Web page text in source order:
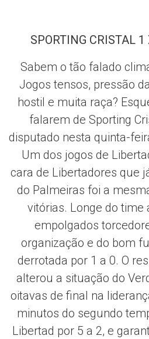
SPORTING CRISTAL
Sabem o tão falado
Jogos tensos, pressão
hostil e muita raça?
falarem de Sporting
disputado nesta quinta-
Um dos jogos de
cara de Libertadores que
do Palmeiras foi a
vitórias. Longe do time
empolgados
organização e do bom
derrotada por 1 a 0. O
alterou a situação do
oitavas de final na
minutos do segundo
Libertad por 5 a 2, e